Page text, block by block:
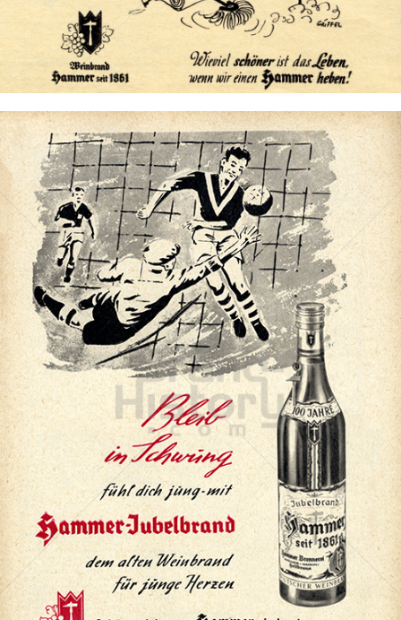
Bild-ID: 73712
HAMMER Jubelbrand
Hammer Brennerei, Heilbronn
1962